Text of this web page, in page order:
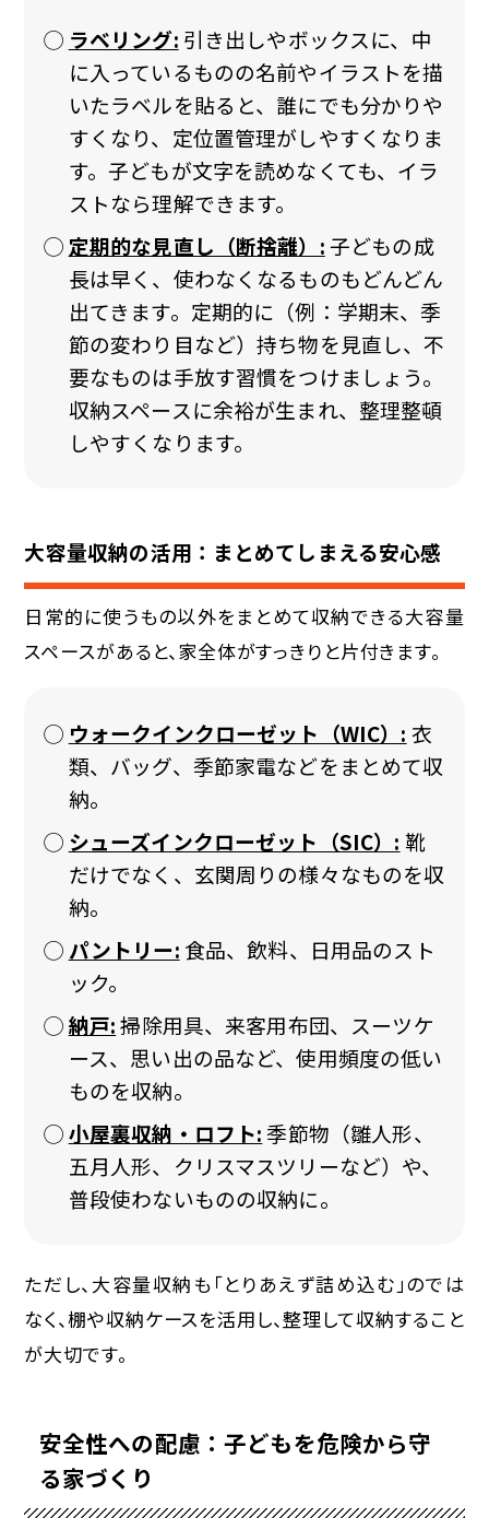
ラベリング: 引き出しやボックスに、中
に入っているものの名前やイラストを描
いたラベルを貼ると、誰にでも分かりや
すくなり、定位置管理がしやすくなりま
す。子どもが文字を読めなくても、イラ
ストなら理解できます。
定期的な見直し（断捨離）:子どもの成
長は早く、使わなくなるものもどんどん
出てきます。定期的に（例：学期末、季
節の変わり目など）持ち物を見直し、不
要なものは手放す習慣をつけましょう。
収納スペースに余裕が生まれ、整理整頓
しやすくなります。
大容量収納の活用：まとめてしまえる安心感
日常的に使うもの以外をまとめて収納できる大容量
スペースがあると、家全体がすっきりと片付きます。
ウォークインクローゼット（WIC）: 衣
類、バッグ、季節家電などをまとめて収
納。
シューズインクローゼット（SIC）: 靴
だけでなく、玄関周りの様々なものを収
納。
パントリー: 食品、飲料、日用品のスト
ック。
納戸:掃除用具、来客用布団、スーツケ
ース、思い出の品など、使用頻度の低い
ものを収納。
小屋裏収納・ロフト:季節物（雛人形、
五月人形、クリスマスツリーなど）や、
普段使わないものの収納に。
ただし、大容量収納も「とりあえず詰め込む」のでは
なく、棚や収納ケースを活用し、整理して収納すること
が大切です。
安全性への配慮：子どもを危険から守
る家づくり